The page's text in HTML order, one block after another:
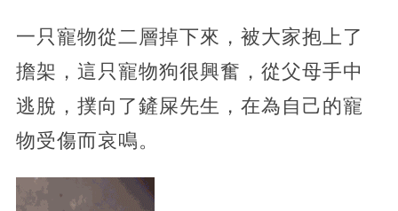
一只寵物從二層掉下來，被大家抱上了
擔架，這只寵物狗很興奮，從父母手中
逃脫，撲向了鏟屎先生，在為自己的寵
物受傷而哀鳴。